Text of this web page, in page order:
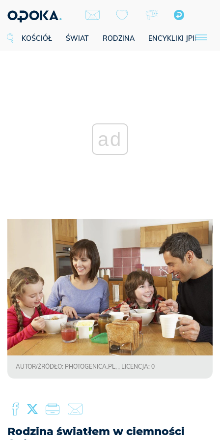
KOŚCIÓŁ ŚWIAT RODZINA ENCYKLIKI JPII
ad
AUTOR/ŹRÓDŁO: PHOTOGENICA.PL, , LICENCJA: 0
Rodzina światłem w ciemności